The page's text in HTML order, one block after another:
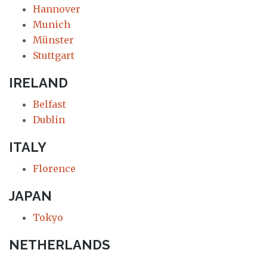
Hannover
Munich
Münster
Stuttgart
IRELAND
Belfast
Dublin
ITALY
Florence
JAPAN
Tokyo
NETHERLANDS